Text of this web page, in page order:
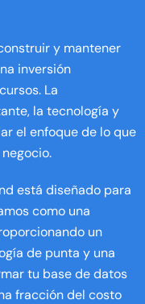
y mantener
inversión
La
la tecnología y
el enfoque de lo que
está diseñado para
como una
un
de punta y una
tu base de datos
fracción del costo